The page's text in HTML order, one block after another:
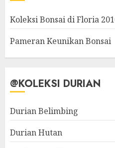
Koleksi Bonsai di Floria
Pameran Keunikan Bonsai
@KOLEKSI DURIAN
Durian Belimbing
Durian Hutan